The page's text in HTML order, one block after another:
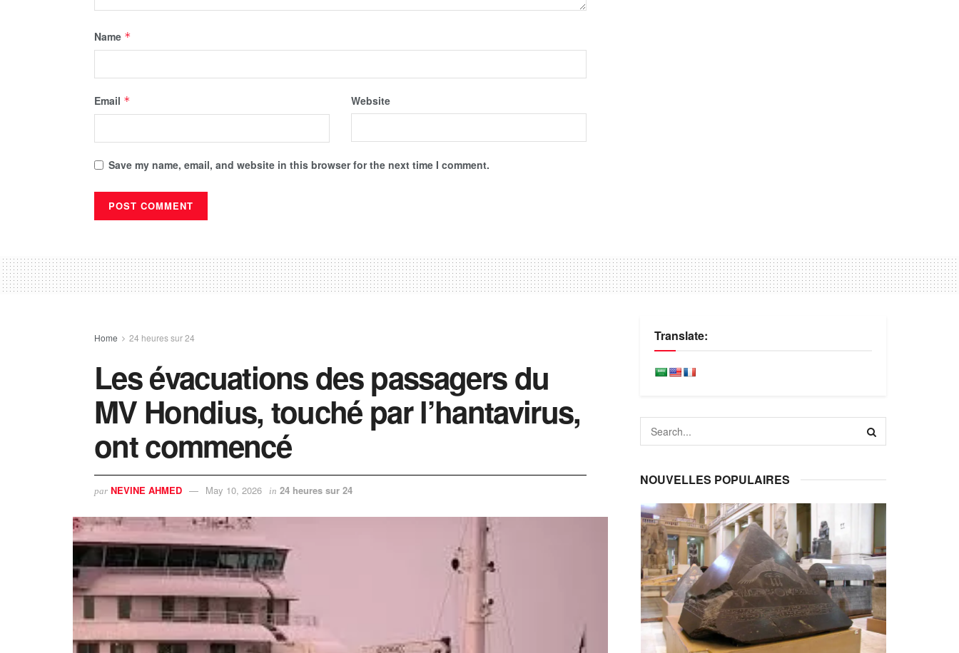
Name *
Email * Website
Save my name, email, and website in this browser for the next time I comment.
Home 24 heures sur 24
Les évacuations des passagers du
MV Hondius, touché par l’hantavirus,
ont commencé
par NEVINE AHMED May 10, 2026 in 24 heures sur 24
Translate:
NOUVELLES POPULAIRES